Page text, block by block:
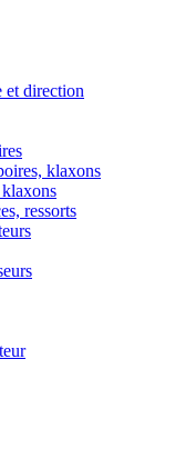
et direction
klaxons
ressorts